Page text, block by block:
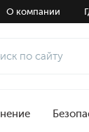
О компании